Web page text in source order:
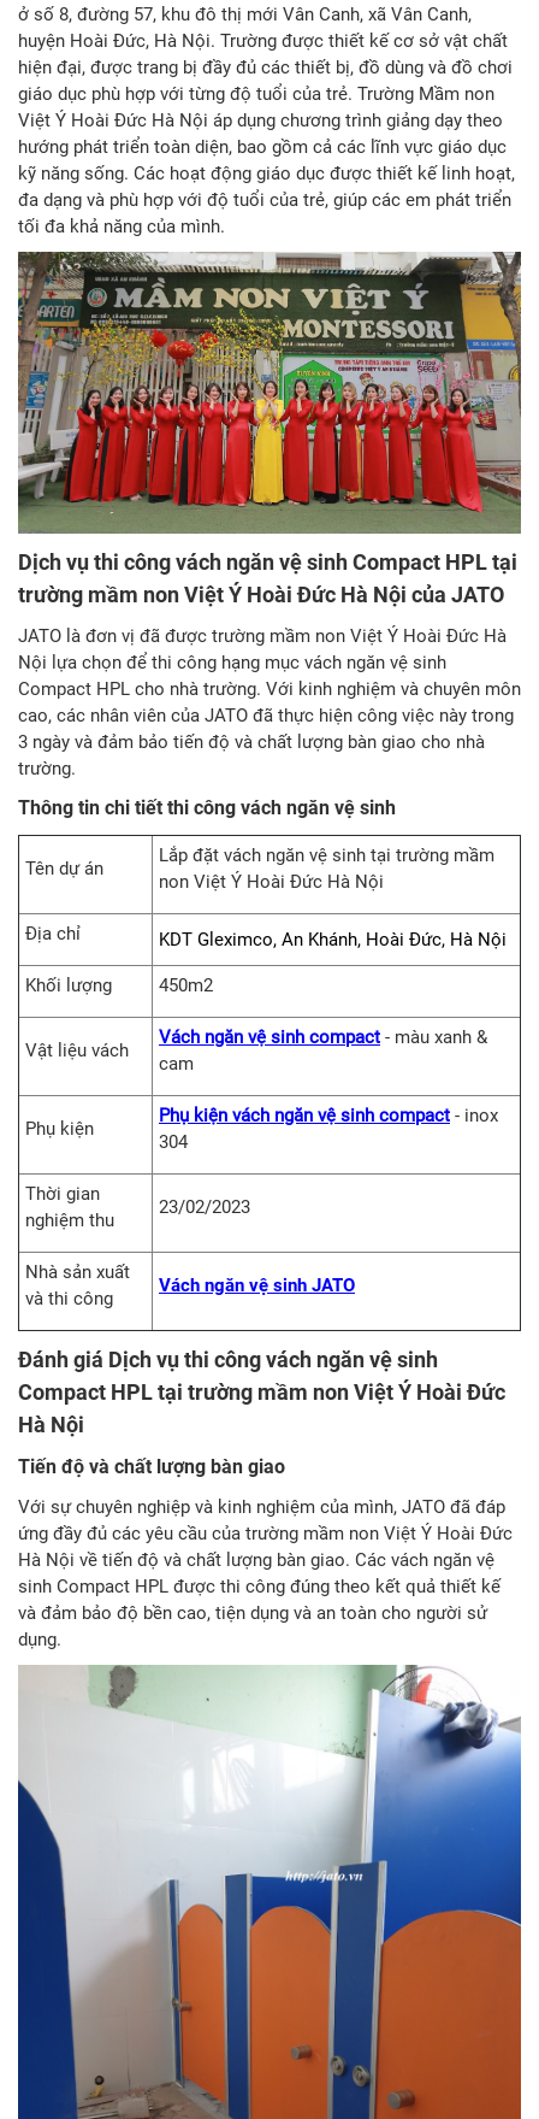
ở số 8, đường 57, khu đô thị mới Vân Canh, xã Vân Canh,
huyện Hoài Đức, Hà Nội. Trường được thiết kế cơ sở vật chất
hiện đại, được trang bị đầy đủ các thiết bị, đồ dùng và đồ chơi
giáo dục phù hợp với từng độ tuổi của trẻ. Trường Mầm non
Việt Ý Hoài Đức Hà Nội áp dụng chương trình giảng dạy theo
hướng phát triển toàn diện, bao gồm cả các lĩnh vực giáo dục
kỹ năng sống. Các hoạt động giáo dục được thiết kế linh hoạt,
đa dạng và phù hợp với độ tuổi của trẻ, giúp các em phát triển
tối đa khả năng của mình.
Dịch vụ thi công vách ngăn vệ sinh Compact HPL tại
trường mầm non Việt Ý Hoài Đức Hà Nội của JATO
JATO là đơn vị đã được trường mầm non Việt Ý Hoài Đức Hà
Nội lựa chọn để thi công hạng mục vách ngăn vệ sinh
Compact HPL cho nhà trường. Với kinh nghiệm và chuyên môn
cao, các nhân viên của JATO đã thực hiện công việc này trong
3 ngày và đảm bảo tiến độ và chất lượng bàn giao cho nhà
trường.
Thông tin chi tiết thi công vách ngăn vệ sinh
Tên dự án
Lắp đặt vách ngăn vệ sinh tại trường mầm
non Việt Ý Hoài Đức Hà Nội
Địa chỉ KDT Gleximco, An Khánh, Hoài Đức, Hà Nội
Khối lượng 450m2
Vật liệu vách
Vách ngăn vệ sinh compact - màu xanh &
cam
Phụ kiện
Phụ kiện vách ngăn vệ sinh compact - inox
304
Thời gian
nghiệm thu
23/02/2023
Nhà sản xuất
và thi công
Vách ngăn vệ sinh JATO
Đánh giá Dịch vụ thi công vách ngăn vệ sinh
Compact HPL tại trường mầm non Việt Ý Hoài Đức
Hà Nội
Tiến độ và chất lượng bàn giao
Với sự chuyên nghiệp và kinh nghiệm của mình, JATO đã đáp
ứng đầy đủ các yêu cầu của trường mầm non Việt Ý Hoài Đức
Hà Nội về tiến độ và chất lượng bàn giao. Các vách ngăn vệ
sinh Compact HPL được thi công đúng theo kết quả thiết kế
và đảm bảo độ bền cao, tiện dụng và an toàn cho người sử
dụng.